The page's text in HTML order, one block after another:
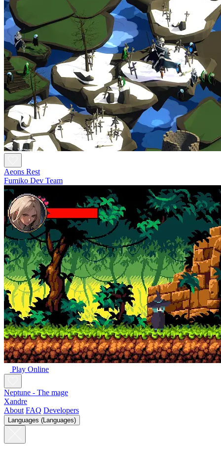
Aeons Rest
Fumiko Dev Team
Play Online
Neptune - The mage
Xandre
About FAQ Developers
Languages (Languages)